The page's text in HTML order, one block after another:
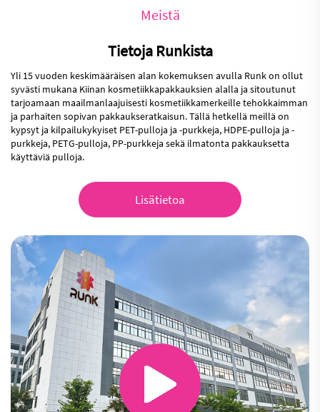
Meistä
Tietoja Runkista
Yli 15 vuoden keskimääräisen alan kokemuksen avulla Runk on ollut
syvästi mukana Kiinan kosmetiikkapakkauksien alalla ja sitoutunut
tarjoamaan maailmanlaajuisesti kosmetiikkamerkeille tehokkaimman
ja parhaiten sopivan pakkaukseratkaisun. Tällä hetkellä meillä on
kypsyt ja kilpailukykyiset PET-pulloja ja -purkkeja, HDPE-pulloja ja -
purkkeja, PETG-pulloja, PP-purkkeja sekä ilmatonta pakkauksetta
käyttäviä pulloja.
Lisätietoa